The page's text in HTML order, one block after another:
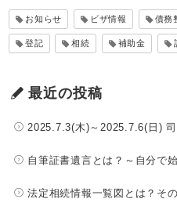
お知らせ ビザ情報 債務
登記 相続 補助金
最近の投稿
2025.7.3(木)～2025.7.6(日) 司
自筆証書遺言とは？～自分で
法定相続情報一覧図とは？そ